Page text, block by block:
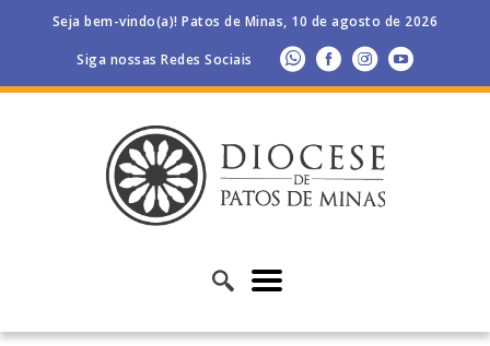
Seja bem-vindo(a)! Patos de Minas, 10 de agosto de 2026
Siga nossas Redes Sociais